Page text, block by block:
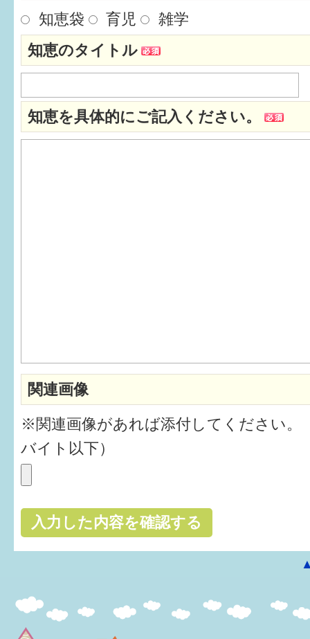
知恵袋 育児
雑学
知恵のタイトル
知恵を具体的にご記入ください。
関連画像
※関連画像があれば添付してください。
バイト以下）
相談したい
さまざまな支援
子育てカレンダー
妊娠
子育てマップ
イベントレポート
なるほどコラム
メールマガジン
はぐくむ.net相談コーナー
みんなの知恵袋
食育